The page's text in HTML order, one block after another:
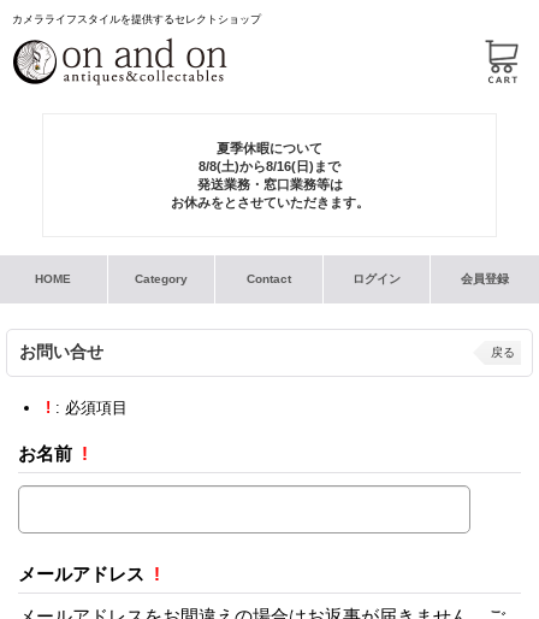
カメラライフスタイルを提供するセレクトショップ
夏季休暇について
8/8(土)から8/16(日)まで
発送業務・窓口業務等は
お休みをとさせていただきます。
HOME Category Contact ログイン 会員登録
お問い合せ 戻る
! : 必須項目
お名前 !
メールアドレス !